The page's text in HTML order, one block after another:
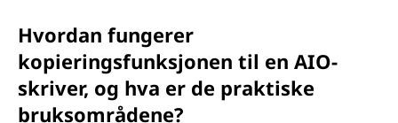
Hvordan fungerer
kopieringsfunksjonen til en AIO-
skriver, og hva er de praktiske
bruksområdene?